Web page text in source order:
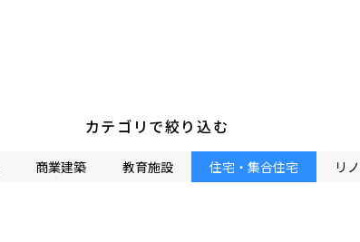
カテゴリで絞り込む
商業建築 教育施設 住宅・集合住宅 リ